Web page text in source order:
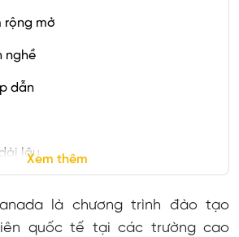
rộng mở
nghề
dẫn
lâu
cần bao nhiêu tiền?
Xem thêm
là chương trình đào tạo
quốc tế tại các trường cao